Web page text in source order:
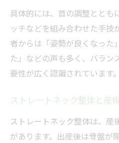
具体的には、首の調整ととも
ッチなどを組み合わせた手技
者からは「姿勢が良くなった
た」などの声も多く、バラン
要性が広く認識されています。
ストレートネック整体と産
ストレートネック整体は、産
があります。出産後は骨盤が